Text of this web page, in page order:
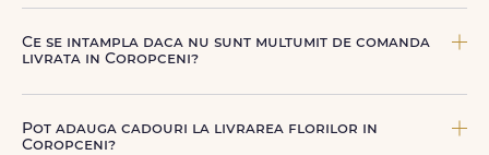
platii comenzii, in functie de intervalul de livrare aes.
Ce se intampla daca nu sunt multumit de comanda
livrata in Coropceni?
astfel incat poti comanda fara griji.
Pot adauga cadouri la livrarea florilor in
Coropceni?